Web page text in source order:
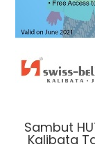
Sambut
Kalibata